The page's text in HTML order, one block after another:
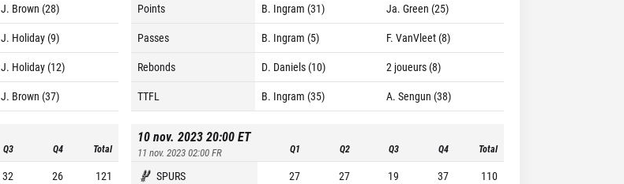
J. Brown (28)
J. Holiday (9)
J. Holiday (12)
J. Brown (37)
Points B. Ingram (31)
Ja. Green (25)
Passes
B. Ingram (5)
F. VanVleet (8)
Rebonds
D. Daniels (10)
2 joueurs (8)
TTFL
B. Ingram (35) A. Sengun (38)
Q3 Q4 Total
32 26
121
10 nov. 2023 20:00ET
11 nov. 2023 02:00FR Q1 Q2 Q3 Q4 Total
SPURS 27 27 19 37
110